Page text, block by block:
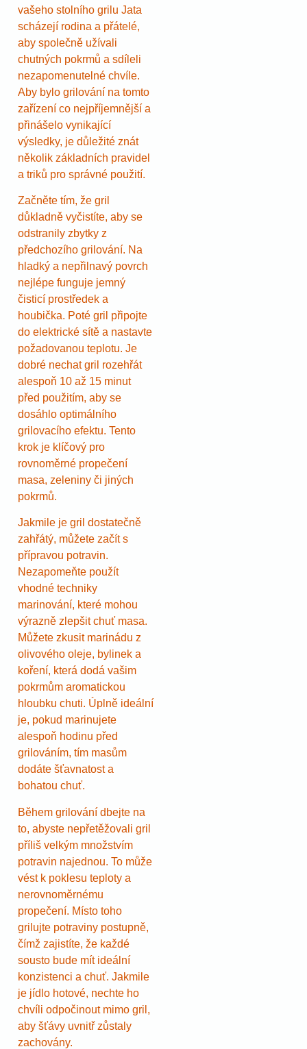
vašeho stolního grilu Jata
scházejí rodina a přátelé,
aby společně užívali
chutných pokrmů a sdíleli
nezapomenutelné chvíle.
Aby bylo grilování na tomto
zařízení co nejpříjemnější a
přinášelo vynikající
výsledky, je důležité znát
několik základních pravidel
a triků pro správné použití.
Začněte tím, že gril
důkladně vyčistíte, aby se
odstranily zbytky z
předchozího grilování. Na
hladký a nepřilnavý povrch
nejlépe funguje jemný
čisticí prostředek a
houbička. Poté gril připojte
do elektrické sítě a nastavte
požadovanou teplotu. Je
dobré nechat gril rozehřát
alespoň 10 až 15 minut
před použitím, aby se
dosáhlo optimálního
grilovacího efektu. Tento
krok je klíčový pro
rovnoměrné propečení
masa, zeleniny či jiných
pokrmů.
Jakmile je gril dostatečně
zahřátý, můžete začít s
přípravou potravin.
Nezapomeňte použít
vhodné techniky
marinování, které mohou
výrazně zlepšit chuť masa.
Můžete zkusit marinádu z
olivového oleje, bylinek a
koření, která dodá vašim
pokrmům aromatickou
hloubku chuti. Úplně ideální
je, pokud marinujete
alespoň hodinu před
grilováním, tím masům
dodáte šťavnatost a
bohatou chuť.
Během grilování dbejte na
to, abyste nepřetěžovali gril
příliš velkým množstvím
potravin najednou. To může
vést k poklesu teploty a
nerovnoměrnému
propečení. Místo toho
grilujte potraviny postupně,
čímž zajistíte, že každé
sousto bude mít ideální
konzistenci a chuť. Jakmile
je jídlo hotové, nechte ho
chvíli odpočinout mimo gril,
aby šťávy uvnitř zůstaly
zachovány.